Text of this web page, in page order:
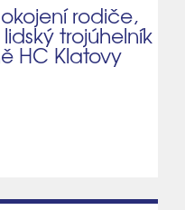
rodiče,
trojúhelník
HC Klatovy